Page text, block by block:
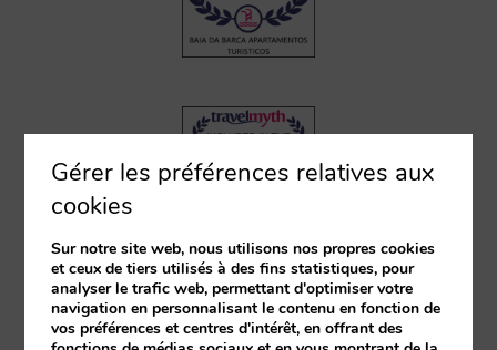
Gérer les préférences relatives aux
cookies
Sur notre site web, nous utilisons nos propres cookies
et ceux de tiers utilisés à des fins statistiques, pour
analyser le trafic web, permettant d'optimiser votre
navigation en personnalisant le contenu en fonction de
vos préférences et centres d'intérêt, en offrant des